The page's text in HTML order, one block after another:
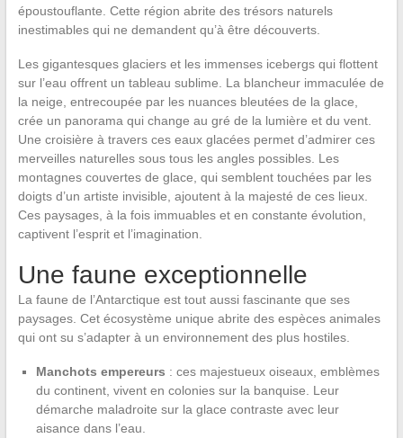
époustouflante. Cette région abrite des trésors naturels
inestimables qui ne demandent qu’à être découverts.
Les gigantesques glaciers et les immenses icebergs qui flottent
sur l’eau offrent un tableau sublime. La blancheur immaculée de
la neige, entrecoupée par les nuances bleutées de la glace,
crée un panorama qui change au gré de la lumière et du vent.
Une croisière à travers ces eaux glacées permet d’admirer ces
merveilles naturelles sous tous les angles possibles. Les
montagnes couvertes de glace, qui semblent touchées par les
doigts d’un artiste invisible, ajoutent à la majesté de ces lieux.
Ces paysages, à la fois immuables et en constante évolution,
captivent l’esprit et l’imagination.
Une faune exceptionnelle
La faune de l’Antarctique est tout aussi fascinante que ses
paysages. Cet écosystème unique abrite des espèces animales
qui ont su s’adapter à un environnement des plus hostiles.
Manchots empereurs : ces majestueux oiseaux, emblèmes
du continent, vivent en colonies sur la banquise. Leur
démarche maladroite sur la glace contraste avec leur
aisance dans l’eau.